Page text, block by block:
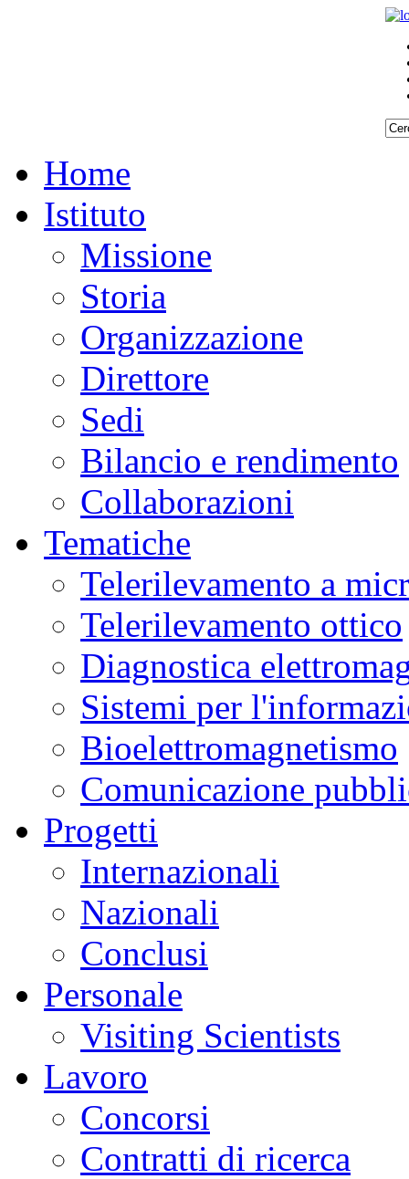
Home
Istituto
Missione
Storia
Organizzazione
Direttore
Sedi
Bilancio e rendimento
Collaborazioni
Tematiche
Telerilevamento a
Telerilevamento ottico
Diagnostica
Sistemi per
Bioelettromagnetismo
Comunicazione
Progetti
Internazionali
Nazionali
Conclusi
Personale
Visiting Scientists
Lavoro
Concorsi
Contratti di ricerca